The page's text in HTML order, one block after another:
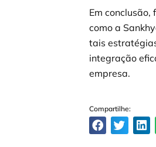
Em
como a
tais
integração
empresa.
Compartilhe: